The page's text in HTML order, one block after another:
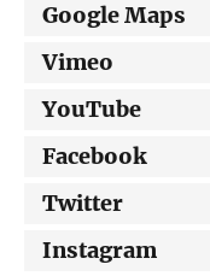
Google Maps
Vimeo
YouTube
Facebook
Twitter
Instagram